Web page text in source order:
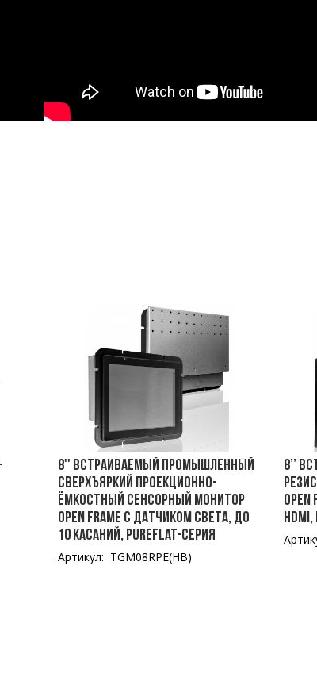
8'' Встраиваемый промышленный
сверхъяркий проекционно-
ёмкостный сенсорный монитор
Open Frame с датчиком света, до
10 касаний, PureFlat-серия
Артикул: TGM08RPE(HB)
8’’
Open